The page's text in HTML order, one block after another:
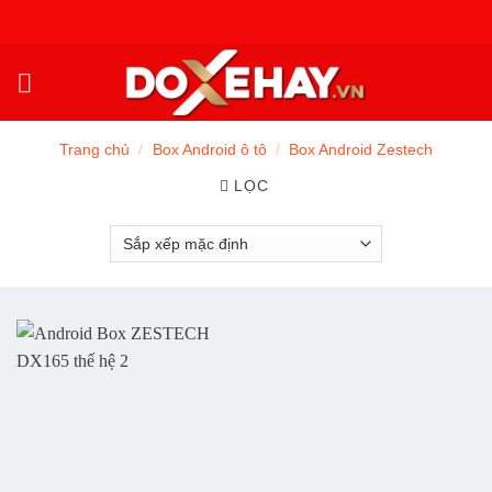
Trang chủ / Box Android ô tô / Box Android Zestech
LỌC